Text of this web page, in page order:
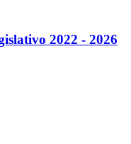
2022 - 2026